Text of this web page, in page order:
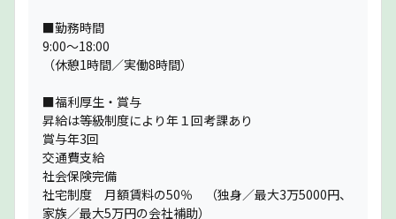
■勤務時間
9:00〜18:00
（休憩1時間／実働8時間）
■福利厚生・賞与
昇給は等級制度により年１回考課あり
賞与年3回
交通費支給
社会保険完備
社宅制度 月額賃料の50％ （独身／最大3万5000円、
家族／最大5万円の会社補助）